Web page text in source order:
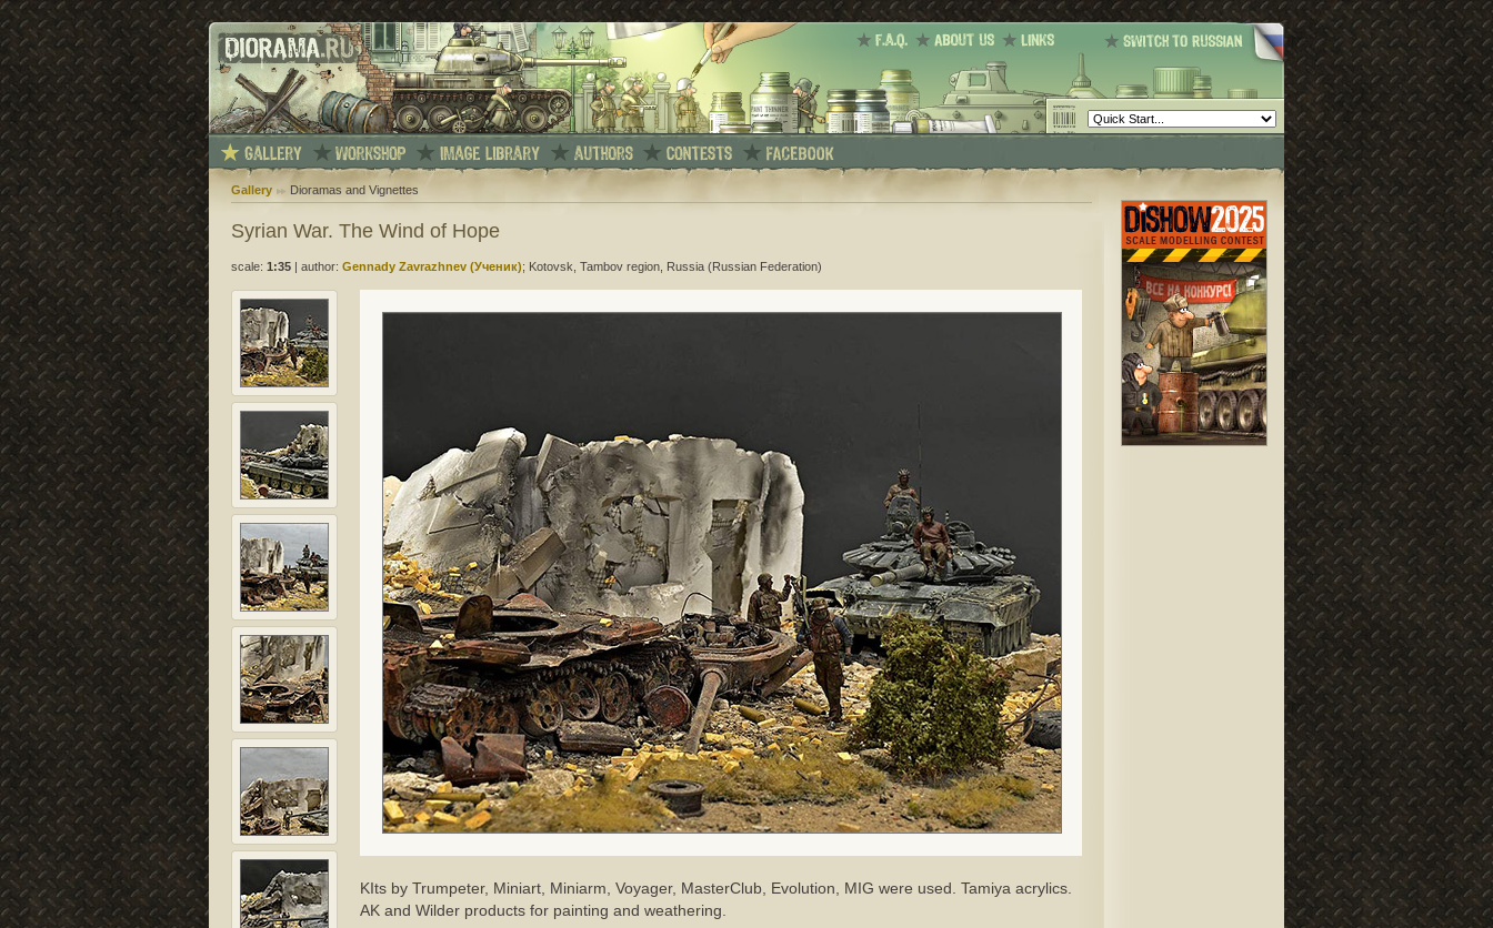
Gallery Dioramas and Vignettes
Syrian War. The Wind of Hope
scale: 1:35 author: Gennady Zavrazhnev (Ученик); Kotovsk, Tambov region, Russia (Russian Federation)
KIts by Trumpeter, Miniart, Miniarm, Voyager, MasterClub, Evolution, MIG were used. Tamiya acrylics.
AK and Wilder products for painting and weathering.